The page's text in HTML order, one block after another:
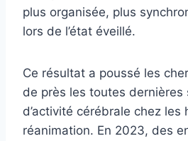
plus organisée, plus
lors de l’état éveillé.
Ce résultat a poussé les
de près les toutes dernières
d’activité cérébrale chez les
réanimation. En 2023, des